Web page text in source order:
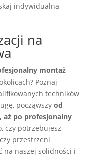
indywidualną
na
montaż
Poznaj
techników
począwszy od
po profesjonalny
czy potrzebujesz
przestrzeni
na naszej solidności i